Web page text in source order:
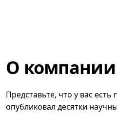
О компании
Представьте, что у вас
опубликовал десятки